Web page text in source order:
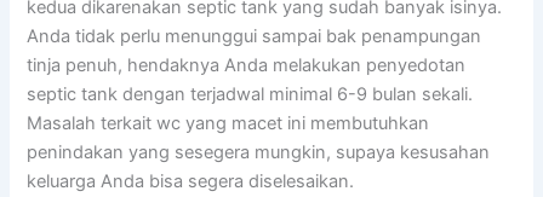
kedua dikarenakan septic tank yang sudah banyak isinya.
Anda tidak perlu menunggui sampai bak penampungan
tinja penuh, hendaknya Anda melakukan penyedotan
septic tank dengan terjadwal minimal 6-9 bulan sekali.
Masalah terkait wc yang macet ini membutuhkan
penindakan yang sesegera mungkin, supaya kesusahan
keluarga Anda bisa segera diselesaikan.